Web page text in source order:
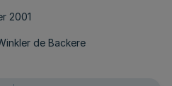
2001
de Backere